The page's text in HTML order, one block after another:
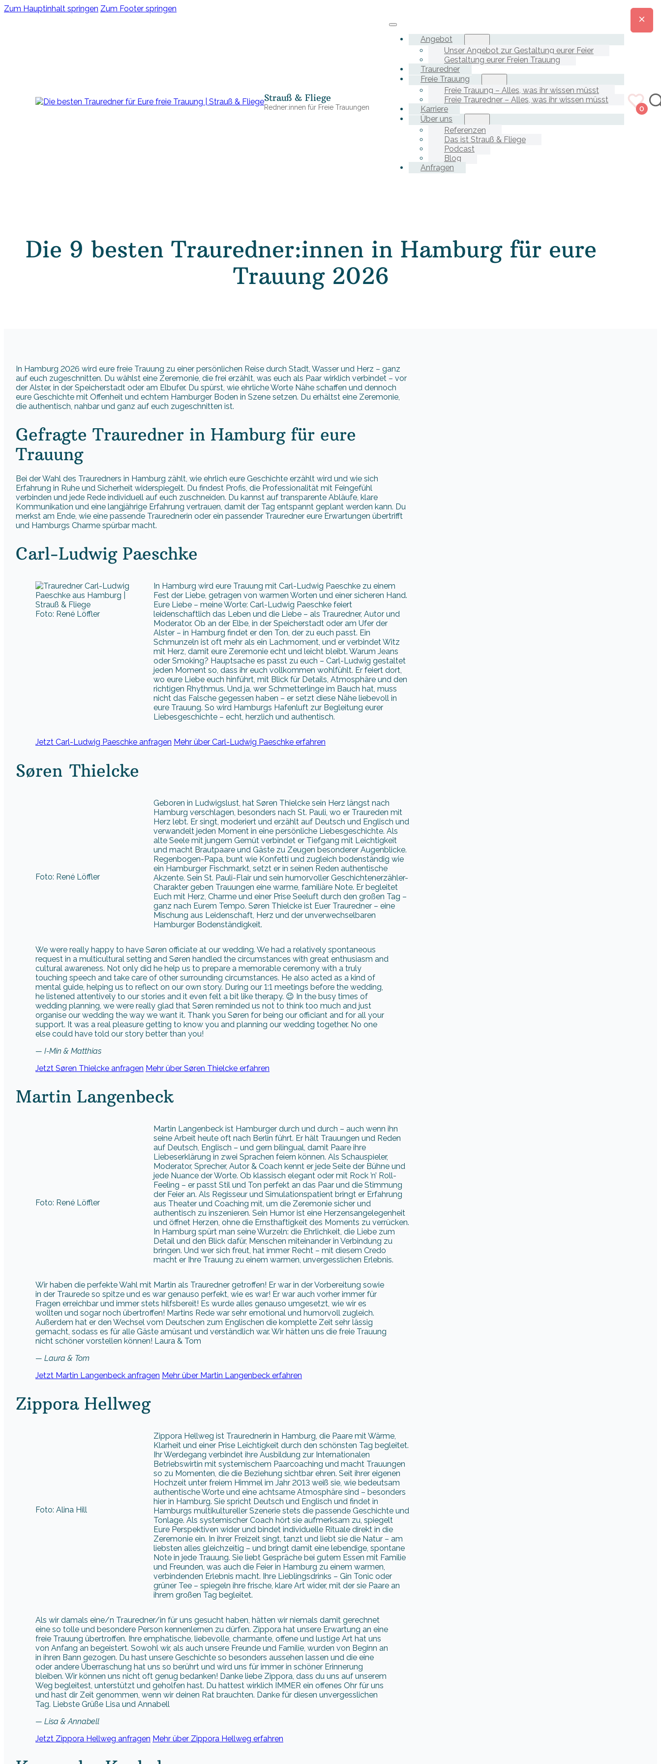
Zum Hauptinhalt springen Zum Footer springen
Strauß & Fliege
Redner:innen für Freie Trauungen
Angebot
Unser Angebot zur Gestaltung eurer Feier
Gestaltung eurer Freien Trauung
Trauredner
Freie Trauung
Freie Trauung – Alles, was ihr wissen müsst
Freie Trauredner – Alles, was ihr wissen müsst
Karriere
Über uns
Referenzen
Das ist Strauß & Fliege
Podcast
Blog
Anfragen
0
Die 9 besten Trauredner:innen in Hamburg für eure
Trauung 2026
In Hamburg 2026 wird eure freie Trauung zu einer persönlichen Reise durch Stadt, Wasser und Herz – ganz
auf euch zugeschnitten. Du wählst eine Zeremonie, die frei erzählt, was euch als Paar wirklich verbindet – vor
der Alster, in der Speicherstadt oder am Elbufer. Du spürst, wie ehrliche Worte Nähe schaffen und dennoch
eure Geschichte mit Offenheit und echtem Hamburger Boden in Szene setzen. Du erhältst eine Zeremonie,
die authentisch, nahbar und ganz auf euch zugeschnitten ist.
Gefragte Trauredner in Hamburg für eure
Trauung
Bei der Wahl des Trauredners in Hamburg zählt, wie ehrlich eure Geschichte erzählt wird und wie sich
Erfahrung in Ruhe und Sicherheit widerspiegelt. Du findest Profis, die Professionalität mit Feingefühl
verbinden und jede Rede individuell auf euch zuschneiden. Du kannst auf transparente Abläufe, klare
Kommunikation und eine langjährige Erfahrung vertrauen, damit der Tag entspannt geplant werden kann. Du
merkst am Ende, wie eine passende Traurednerin oder ein passender Trauredner eure Erwartungen übertrifft
und Hamburgs Charme spürbar macht.
Carl-Ludwig Paeschke
Foto: René Löffler
In Hamburg wird eure Trauung mit Carl-Ludwig Paeschke zu einem
Fest der Liebe, getragen von warmen Worten und einer sicheren Hand.
Eure Liebe – meine Worte: Carl-Ludwig Paeschke feiert
leidenschaftlich das Leben und die Liebe – als Trauredner, Autor und
Moderator. Ob an der Elbe, in der Speicherstadt oder am Ufer der
Alster – in Hamburg findet er den Ton, der zu euch passt. Ein
Schmunzeln ist oft mehr als ein Lachmoment, und er verbindet Witz
mit Herz, damit eure Zeremonie echt und leicht bleibt. Warum Jeans
oder Smoking? Hauptsache es passt zu euch – Carl-Ludwig gestaltet
jeden Moment so, dass ihr euch vollkommen wohlfühlt. Er feiert dort,
wo eure Liebe euch hinführt, mit Blick für Details, Atmosphäre und den
richtigen Rhythmus. Und ja, wer Schmetterlinge im Bauch hat, muss
nicht das Falsche gegessen haben – er setzt diese Nähe liebevoll in
eure Trauung. So wird Hamburgs Hafenluft zur Begleitung eurer
Liebesgeschichte – echt, herzlich und authentisch.
Jetzt Carl-Ludwig Paeschke anfragen Mehr über Carl-Ludwig Paeschke erfahren
Søren Thielcke
Foto: René Löffler
Geboren in Ludwigslust, hat Søren Thielcke sein Herz längst nach
Hamburg verschlagen, besonders nach St. Pauli, wo er Traureden mit
Herz lebt. Er singt, moderiert und erzählt auf Deutsch und Englisch und
verwandelt jeden Moment in eine persönliche Liebesgeschichte. Als
alte Seele mit jungem Gemüt verbindet er Tiefgang mit Leichtigkeit
und macht Brautpaare und Gäste zu Zeugen besonderer Augenblicke.
Regenbogen-Papa, bunt wie Konfetti und zugleich bodenständig wie
ein Hamburger Fischmarkt, setzt er in seinen Reden authentische
Akzente. Sein St. Pauli-Flair und sein humorvoller Geschichtenerzähler-
Charakter geben Trauungen eine warme, familiäre Note. Er begleitet
Euch mit Herz, Charme und einer Prise Seeluft durch den großen Tag –
ganz nach Eurem Tempo. Søren Thielcke ist Euer Trauredner – eine
Mischung aus Leidenschaft, Herz und der unverwechselbaren
Hamburger Bodenständigkeit.
We were really happy to have Søren officiate at our wedding. We had a relatively spontaneous
request in a multicultural setting and Søren handled the circumstances with great enthusiasm and
cultural awareness. Not only did he help us to prepare a memorable ceremony with a truly
touching speech and take care of other surrounding circumstances. He also acted as a kind of
mental guide, helping us to reflect on our own story. During our 1:1 meetings before the wedding,
he listened attentively to our stories and it even felt a bit like therapy. 😉 In the busy times of
wedding planning, we were really glad that Søren reminded us not to think too much and just
organise our wedding the way we want it. Thank you Søren for being our officiant and for all your
support. It was a real pleasure getting to know you and planning our wedding together. No one
else could have told our story better than you!
— I-Min & Matthias
Jetzt Søren Thielcke anfragen Mehr über Søren Thielcke erfahren
Martin Langenbeck
Foto: René Löffler
Martin Langenbeck ist Hamburger durch und durch – auch wenn ihn
seine Arbeit heute oft nach Berlin führt. Er hält Trauungen und Reden
auf Deutsch, Englisch – und gern bilingual, damit Paare ihre
Liebeserklärung in zwei Sprachen feiern können. Als Schauspieler,
Moderator, Sprecher, Autor & Coach kennt er jede Seite der Bühne und
jede Nuance der Worte. Ob klassisch elegant oder mit Rock ’n’ Roll-
Feeling – er passt Stil und Ton perfekt an das Paar und die Stimmung
der Feier an. Als Regisseur und Simulationspatient bringt er Erfahrung
aus Theater und Coaching mit, um die Zeremonie sicher und
authentisch zu inszenieren. Sein Humor ist eine Herzensangelegenheit
und öffnet Herzen, ohne die Ernsthaftigkeit des Moments zu verrücken.
In Hamburg spürt man seine Wurzeln: die Ehrlichkeit, die Liebe zum
Detail und den Blick dafür, Menschen miteinander in Verbindung zu
bringen. Und wer sich freut, hat immer Recht – mit diesem Credo
macht er Ihre Trauung zu einem warmen, unvergesslichen Erlebnis.
Wir haben die perfekte Wahl mit Martin als Trauredner getroffen! Er war in der Vorbereitung sowie
in der Traurede so spitze und es war genauso perfekt, wie es war! Er war auch vorher immer für
Fragen erreichbar und immer stets hilfsbereit! Es wurde alles genauso umgesetzt, wie wir es
wollten und sogar noch übertroffen! Martins Rede war sehr emotional und humorvoll zugleich.
Außerdem hat er den Wechsel vom Deutschen zum Englischen die komplette Zeit sehr lässig
gemacht, sodass es für alle Gäste amüsant und verständlich war. Wir hätten uns die freie Trauung
nicht schöner vorstellen können! Laura & Tom
— Laura & Tom
Jetzt Martin Langenbeck anfragen Mehr über Martin Langenbeck erfahren
Zippora Hellweg
Foto: Alina Hill
Zippora Hellweg ist Traurednerin in Hamburg, die Paare mit Wärme,
Klarheit und einer Prise Leichtigkeit durch den schönsten Tag begleitet.
Ihr Werdegang verbindet ihre Ausbildung zur Internationalen
Betriebswirtin mit systemischem Paarcoaching und macht Trauungen
so zu Momenten, die die Beziehung sichtbar ehren. Seit ihrer eigenen
Hochzeit unter freiem Himmel im Jahr 2013 weiß sie, wie bedeutsam
authentische Worte und eine achtsame Atmosphäre sind – besonders
hier in Hamburg. Sie spricht Deutsch und Englisch und findet in
Hamburgs multikultureller Szenerie stets die passende Geschichte und
Tonlage. Als systemischer Coach hört sie aufmerksam zu, spiegelt
Eure Perspektiven wider und bindet individuelle Rituale direkt in die
Zeremonie ein. In ihrer Freizeit singt, tanzt und liebt sie die Natur – am
liebsten alles gleichzeitig – und bringt damit eine lebendige, spontane
Note in jede Trauung. Sie liebt Gespräche bei gutem Essen mit Familie
und Freunden, was auch die Feier in Hamburg zu einem warmen,
verbindenden Erlebnis macht. Ihre Lieblingsdrinks – Gin Tonic oder
grüner Tee – spiegeln ihre frische, klare Art wider, mit der sie Paare an
ihrem großen Tag begleitet.
Als wir damals eine/n Trauredner/in für uns gesucht haben, hätten wir niemals damit gerechnet
eine so tolle und besondere Person kennenlernen zu dürfen. Zippora hat unsere Erwartung an eine
freie Trauung übertroffen. Ihre emphatische, liebevolle, charmante, offene und lustige Art hat uns
von Anfang an begeistert. Sowohl wir, als auch unsere Freunde und Familie, wurden von Beginn an
in ihren Bann gezogen. Du hast unsere Geschichte so besonders aussehen lassen und die eine
oder andere Überraschung hat uns so berührt und wird uns für immer in schöner Erinnerung
bleiben. Wir können uns nicht oft genug bedanken! Danke liebe Zippora, dass du uns auf unserem
Weg begleitest, unterstützt und geholfen hast. Du hattest wirklich IMMER ein offenes Ohr für uns
und hast dir Zeit genommen, wenn wir deinen Rat brauchten. Danke für diesen unvergesslichen
Tag. Liebste Grüße Lisa und Annabell
— Lisa & Annabell
Jetzt Zippora Hellweg anfragen Mehr über Zippora Hellweg erfahren